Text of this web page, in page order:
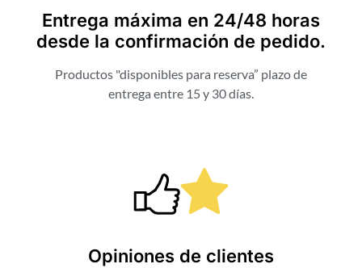
Entrega máxima en 24/48 horas
desde la confirmación de pedido.
Productos "disponibles para reserva” plazo de
entrega entre 15 y 30 días.
Opiniones de clientes